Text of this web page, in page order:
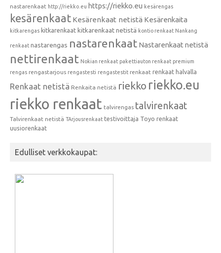
nastarenkaat http://riekko.eu https://riekko.eu kesärengas
kesärenkaat Kesärenkaat netistä Kesärenkaita
kitkarengas kitkarenkaat kitkarenkaat netistä kontio renkaat Nankang
renkaat nastarengas nastarenkaat Nastarenkaat netistä
nettirenkaat Nokian renkaat pakettiauton renkaat premium
rengas rengastarjous rengastesti rengastestit renkaat renkaat halvalla
Renkaat netistä Renkaita netistä riekko riekko.eu
riekko renkaat talvirengas talvirenkaat
Talvirenkaat netistä TArjousrenkaat testivoittaja Toyo renkaat
uusiorenkaat
Edulliset verkkokaupat: